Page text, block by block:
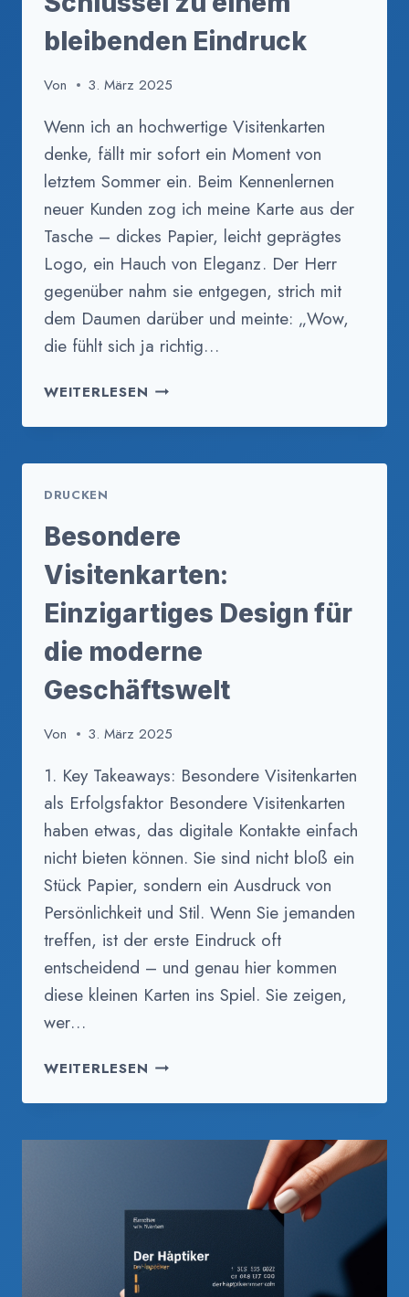
bleibenden Eindruck
Von 3. März 2025
Wenn ich an hochwertige Visitenkarten
denke, fällt mir sofort ein Moment von
letztem Sommer ein. Beim Kennenlernen
neuer Kunden zog ich meine Karte aus der
Tasche – dickes Papier, leicht geprägtes
Logo, ein Hauch von Eleganz. Der Herr
gegenüber nahm sie entgegen, strich mit
dem Daumen darüber und meinte: „Wow,
die fühlt sich ja richtig…
WEITERLESEN HOCHWERTIGE
IHR
EINDRUCK
DRUCKEN
Besondere
Visitenkarten:
Einzigartiges Design für
die moderne
Geschäftswelt
Von 3. März 2025
1. Key Takeaways: Besondere Visitenkarten
als Erfolgsfaktor Besondere Visitenkarten
haben etwas, das digitale Kontakte einfach
nicht bieten können. Sie sind nicht bloß ein
Stück Papier, sondern ein Ausdruck von
Persönlichkeit und Stil. Wenn Sie jemanden
treffen, ist der erste Eindruck oft
entscheidend – und genau hier kommen
diese kleinen Karten ins Spiel. Sie zeigen,
wer…
WEITERLESEN BESONDERE
EINZIGARTIGES
GESCHÄFTSWELT